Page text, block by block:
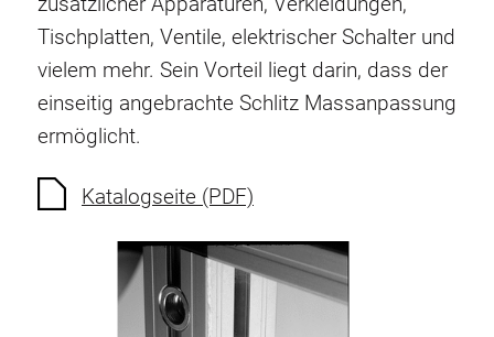
Verdrehsicherungen
Gewindeeinsätze
Bodenverbindungselemente
Rollenelemente
Kabelkanäle
Scharniere und Gelenke
Beschläge
Pneumatik Elemente
Tischplatten, Ventile, elektrischer Schalter und
vielem mehr. Sein Vorteil liegt darin, dass der
einseitig angebrachte Schlitz Massanpassung
ermöglicht.
Katalogseite (PDF)